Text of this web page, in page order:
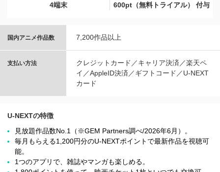
4端末 600pt（無料トライアル） 付与
国内アニメ作品数 7,200作品以上
支払い方法
クレジットカード／キャリア決済／楽天ペ
イ／AppleID決済／ギフトコード／U-NEXT
カード
U-NEXTの特徴
見放題作品数No.1（※GEM Partners調べ/2026年6⽉）。
毎月もらえる1,200円分のU-NEXTポイントで最新作品を視聴可
能。
1つのアプリで、雑誌やマンガも楽しめる。